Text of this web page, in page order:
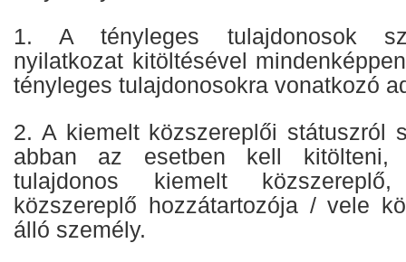
1. A tényleges tulajdonosok
nyilatkozat kitöltésével
tényleges tulajdonosokra vonatkozó
2. A kiemelt közszereplői státuszról
abban az esetben kell
tulajdonos kiemelt
közszereplő hozzátartozója / vele
álló személy.